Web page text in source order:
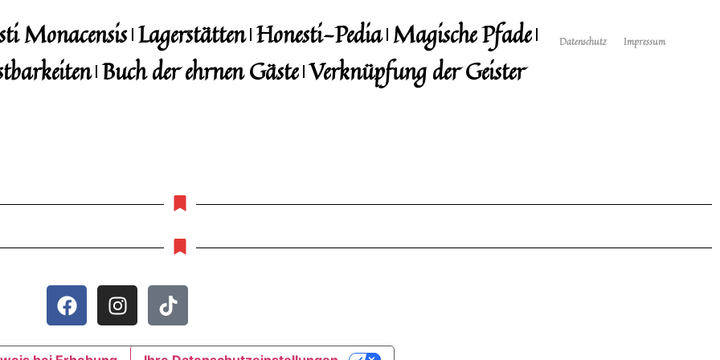
Monacensis Lagerstätten Honesti-Pedia Magische Pfade
Buch der ehrnen Gäste Verknüpfung der Geister
Datenschutz Impressum